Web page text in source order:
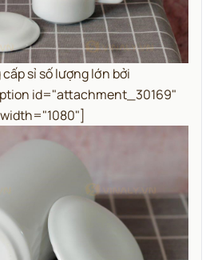
sỉ số lượng lớn bởi
id="attachment_30169"